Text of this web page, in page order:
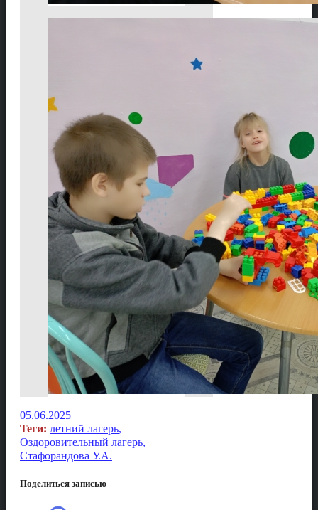
05.06.2025
Теги: летний лагерь,
Оздоровительный лагерь,
Стафорандова У.А.
Поделиться записью